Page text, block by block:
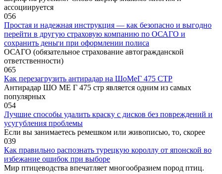
ассоциируется
056
Простая и надежная инструкция — как безопасно и выгодно
перейти в другую страховую компанию по ОСАГО и
сохранить деньги при оформлении полиса
ОСАГО (обязательное страхование автогражданской
ответственности)
065
Как перезагрузить антирадар на ШоМеГ 475 СТР
Антирадар ШО МЕ Г 475 стр является одним из самых
популярных
054
Лучшие способы удалить краску с дисков без повреждений и
усугубления проблемы
Если вы занимаетесь ремешком или живописью, то, скорее
039
Как правильно распознать турецкую короллу от японской во
избежание ошибок при выборе
Мир птицеводства впечатляет многообразием пород птиц.